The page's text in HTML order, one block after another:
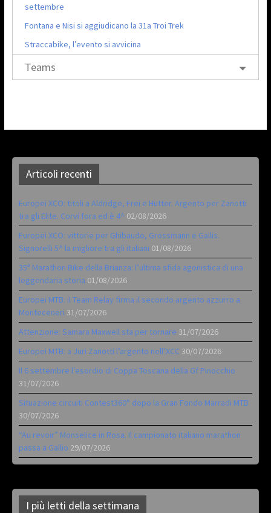
settembre
Fontana e Nisi si aggiudicano la 31a Troi Trek
Straccabike, l’evento si avvicina
Teams
Articoli recenti
Europei XCO: titoli a Aldridge, Frei e Hutter. Argento per Zanotti
tra gli Elite. Corvi fora ed è 4^ 02/08/2026
Europei XCO: vittorie per Ghibaudo, Grossmann e Gallis.
Signorelli 5^ la migliore tra gli italiani 01/08/2026
35ª Marathon Bike della Brianza: l’ultima sfida agonistica di una
leggendaria storia 01/08/2026
Europei MTB: il Team Relay firma il secondo argento azzurro a
Monteceneri 31/07/2026
Attenzione: Samara Maxwell sta per tornare 31/07/2026
Europei MTB: a Juri Zanotti l’argento nell’XCC 30/07/2026
Il 6 settembre l’esordio di Coppa Toscana della Gf Pinocchio
31/07/2026
Situazione circuiti Contest360° dopo la Gran Fondo Marradi MTB
30/07/2026
“Au revoir” Monselice in Rosa. Il campionato italiano marathon
passa a Gallio 29/07/2026
I più letti della settimana